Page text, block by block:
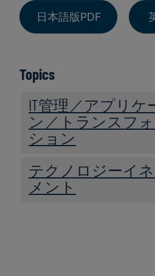
日本語版PDF
Topics
IT管理／アプリケ
ン／トランスフ
ション
テクノロジーイ
メント